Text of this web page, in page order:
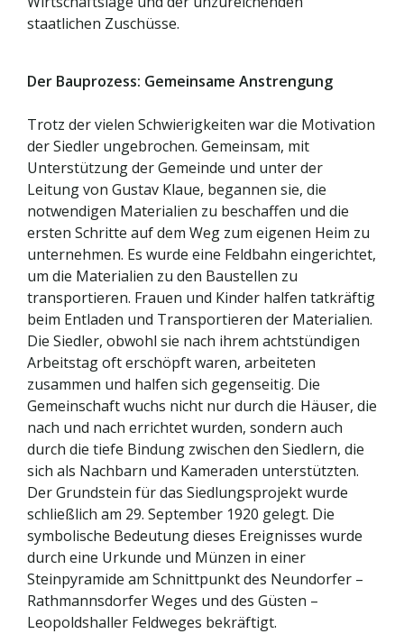
staatlichen Zuschüsse.
Der Bauprozess: Gemeinsame Anstrengung
Trotz der vielen Schwierigkeiten war die Motivation
der Siedler ungebrochen. Gemeinsam, mit
Unterstützung der Gemeinde und unter der
Leitung von Gustav Klaue, begannen sie, die
notwendigen Materialien zu beschaffen und die
ersten Schritte auf dem Weg zum eigenen Heim zu
unternehmen. Es wurde eine Feldbahn eingerichtet,
um die Materialien zu den Baustellen zu
transportieren. Frauen und Kinder halfen tatkräftig
beim Entladen und Transportieren der Materialien.
Die Siedler, obwohl sie nach ihrem achtstündigen
Arbeitstag oft erschöpft waren, arbeiteten
zusammen und halfen sich gegenseitig. Die
Gemeinschaft wuchs nicht nur durch die Häuser, die
nach und nach errichtet wurden, sondern auch
durch die tiefe Bindung zwischen den Siedlern, die
sich als Nachbarn und Kameraden unterstützten.
Der Grundstein für das Siedlungsprojekt wurde
schließlich am 29. September 1920 gelegt. Die
symbolische Bedeutung dieses Ereignisses wurde
durch eine Urkunde und Münzen in einer
Steinpyramide am Schnittpunkt des Neundorfer –
Rathmannsdorfer Weges und des Güsten –
Leopoldshaller Feldweges bekräftigt.